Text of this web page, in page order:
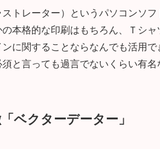
トレーター）というパソコンソフ
本格的な印刷はもちろん、Ｔシ
に関することならなんでも活用
と言っても過言でないくらい有名
ベクターデーター」